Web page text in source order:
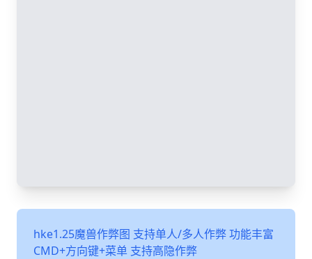
hke1.25魔兽作弊图 支持单人/多人作弊 功能丰富
CMD+方向键+菜单 支持高隐作弊